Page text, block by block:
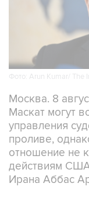
Фото: Arun Kumar/ The
Москва. 8
Маскат могут
управления
проливе,
отношение не
действиям
Ирана Аббас